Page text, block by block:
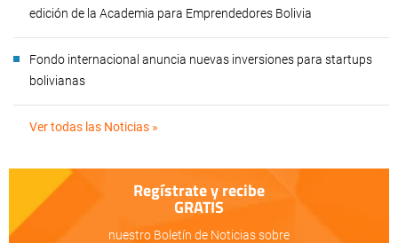
edición de la Academia para Emprendedores Bolivia
Fondo internacional anuncia nuevas inversiones para startups
bolivianas
Ver todas las Noticias »
Regístrate y recibe
GRATIS
nuestro Boletín de Noticias sobre